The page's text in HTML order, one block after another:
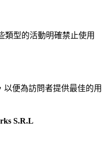
類型的活動明確禁止使用
以便為訪問者提供最佳的用
S.R.L